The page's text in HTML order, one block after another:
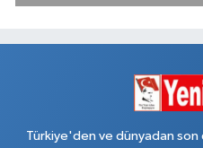
Türkiye'den ve dünyadan son